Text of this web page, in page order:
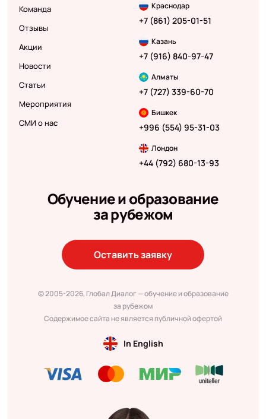
Команда
Отзывы
Акции
Новости
Статьи
Мероприятия
СМИ о нас
Краснодар
+7 (861) 205-01-51
Казань
+7 (916) 840-97-47
Алматы
+7 (727) 339-60-70
Бишкек
+996 (554) 95-31-03
Лондон
+44 (792) 680-13-93
Обучение и образование
за рубежом
Оставить заявку
© 2005-2026, Глобал Диалог — обучение и образование
за рубежом
Содержимое сайта не является публичной офертой
In English